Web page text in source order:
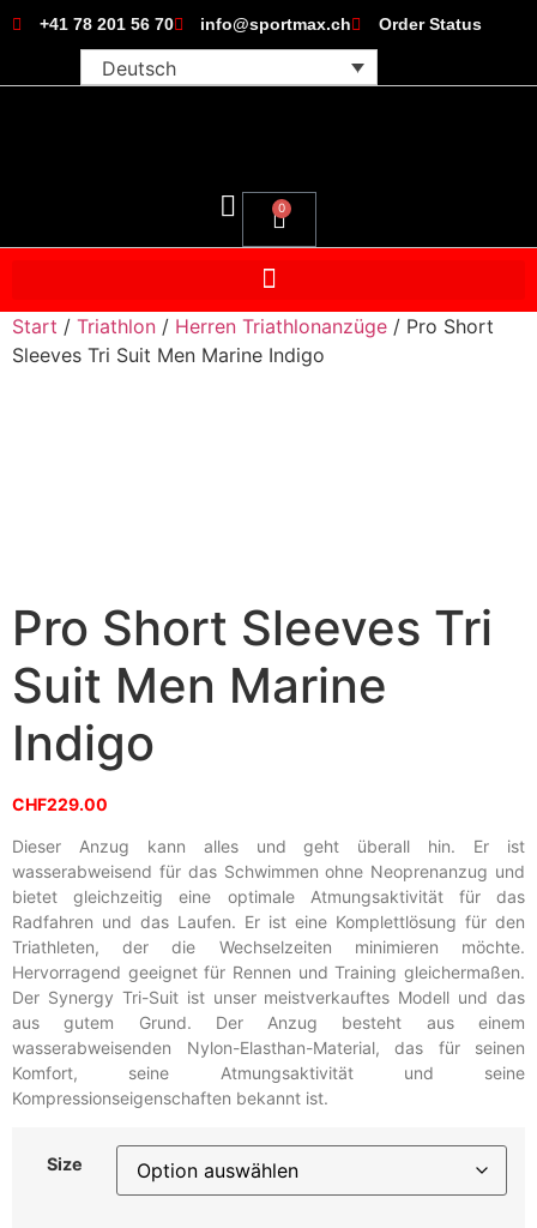
+41 78 201 56 70 info@sportmax.ch Order Status
Deutsch
0
Start / Triathlon / Herren Triathlonanzüge / Pro Short
Sleeves Tri Suit Men Marine Indigo
Pro Short Sleeves Tri
Suit Men Marine
Indigo
CHF229.00
Dieser Anzug kann alles und geht überall hin. Er ist
wasserabweisend für das Schwimmen ohne Neoprenanzug und
bietet gleichzeitig eine optimale Atmungsaktivität für das
Radfahren und das Laufen. Er ist eine Komplettlösung für den
Triathleten, der die Wechselzeiten minimieren möchte.
Hervorragend geeignet für Rennen und Training gleichermaßen.
Der Synergy Tri-Suit ist unser meistverkauftes Modell und das
aus gutem Grund. Der Anzug besteht aus einem
wasserabweisenden Nylon-Elasthan-Material, das für seinen
Komfort, seine Atmungsaktivität und seine
Kompressionseigenschaften bekannt ist.
Size